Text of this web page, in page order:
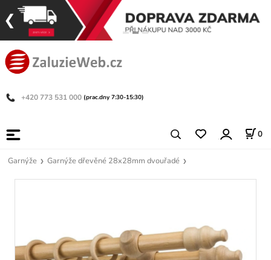
+420 773 531 000 (prac.dny 7:30-15:30)
0
Garnýže Garnýže dřevěné 28x28mm dvouřadé